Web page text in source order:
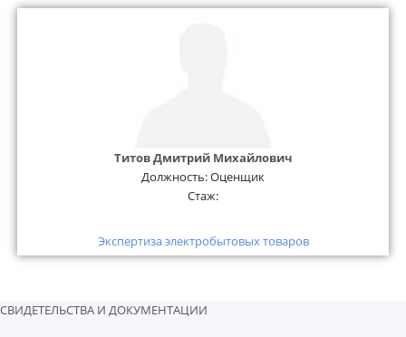
Титов Дмитрий Михайлович
Должность:Оценщик
Стаж:
Экспертиза электробытовых товаров
СВИДЕТЕЛЬСТВА И ДОКУМЕНТАЦИИ